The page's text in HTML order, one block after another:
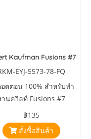
Kaufman Fusions #7
EYJ-5573-78-FQ
ตตอน 100% สำหรับทำ
านควิลท์ Fusions #7
Peacock by Studio RK
฿135
สั่งซื้อสินค้า